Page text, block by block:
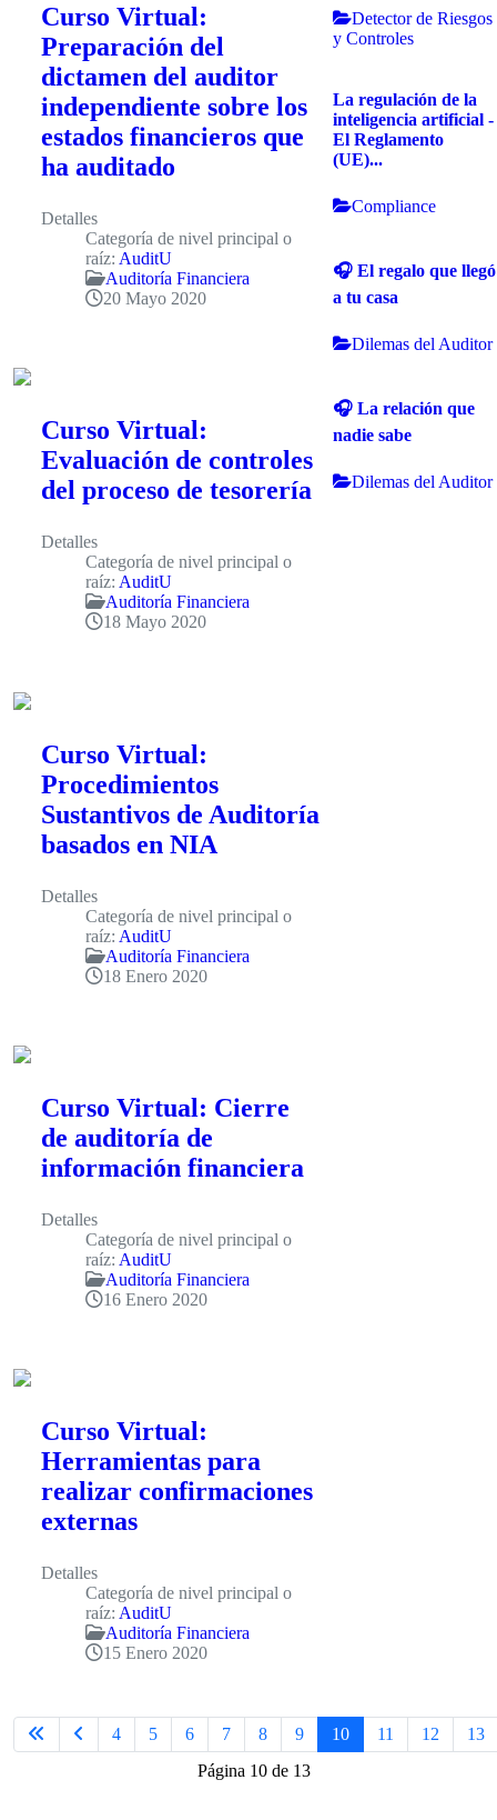
Curso Virtual:
Preparación del
dictamen del auditor
independiente sobre los
estados financieros que
ha auditado
Detalles
Categoría de nivel principal o
raíz: AuditU
Auditoría Financiera
20 Mayo 2020
Curso Virtual:
Evaluación de controles
del proceso de tesorería
Detalles
Categoría de nivel principal o
raíz: AuditU
Auditoría Financiera
18 Mayo 2020
Curso Virtual:
Procedimientos
Sustantivos de Auditoría
basados en NIA
Detalles
Categoría de nivel principal o
raíz: AuditU
Auditoría Financiera
18 Enero 2020
Curso Virtual: Cierre
de auditoría de
información financiera
Detalles
Categoría de nivel principal o
raíz: AuditU
Auditoría Financiera
16 Enero 2020
Curso Virtual:
Herramientas para
realizar confirmaciones
externas
Detalles
Categoría de nivel principal o
raíz: AuditU
Auditoría Financiera
15 Enero 2020
Página 10 de 13
4 5 6 7 8 9 10 11 12 13
Detector de Riesgos
y Controles
La regulación de la
inteligencia artificial -
El Reglamento
(UE)...
Compliance
🎧 El regalo que llegó
a tu casa
Dilemas del Auditor
🎧 La relación que
nadie sabe
Dilemas del Auditor